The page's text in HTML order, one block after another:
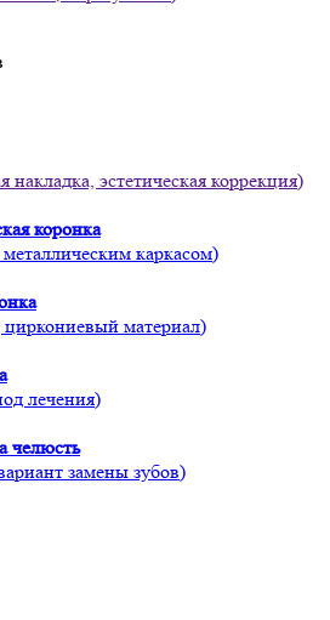
накладка, эстетическая коррекция)
коронка
каркасом)
циркониевый материал)
лечения)
челюсть
замены зубов)